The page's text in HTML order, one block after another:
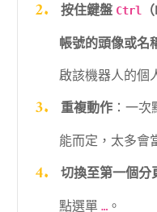
按住鍵盤 Ctrl
帳號的頭像或名
啟該機器人的個
重複動作：一次
能而定，太多會
切換至第一個分
點選單 …。